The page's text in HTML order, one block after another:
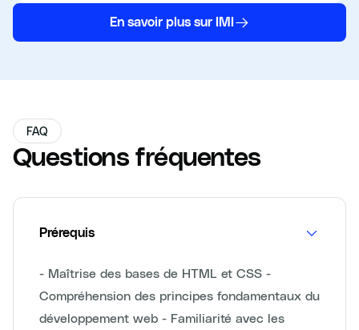
En savoir plus sur IMI
FAQ
Questions fréquentes
Prérequis
- Maîtrise des bases de HTML et CSS -
Compréhension des principes fondamentaux du
développement web - Familiarité avec les